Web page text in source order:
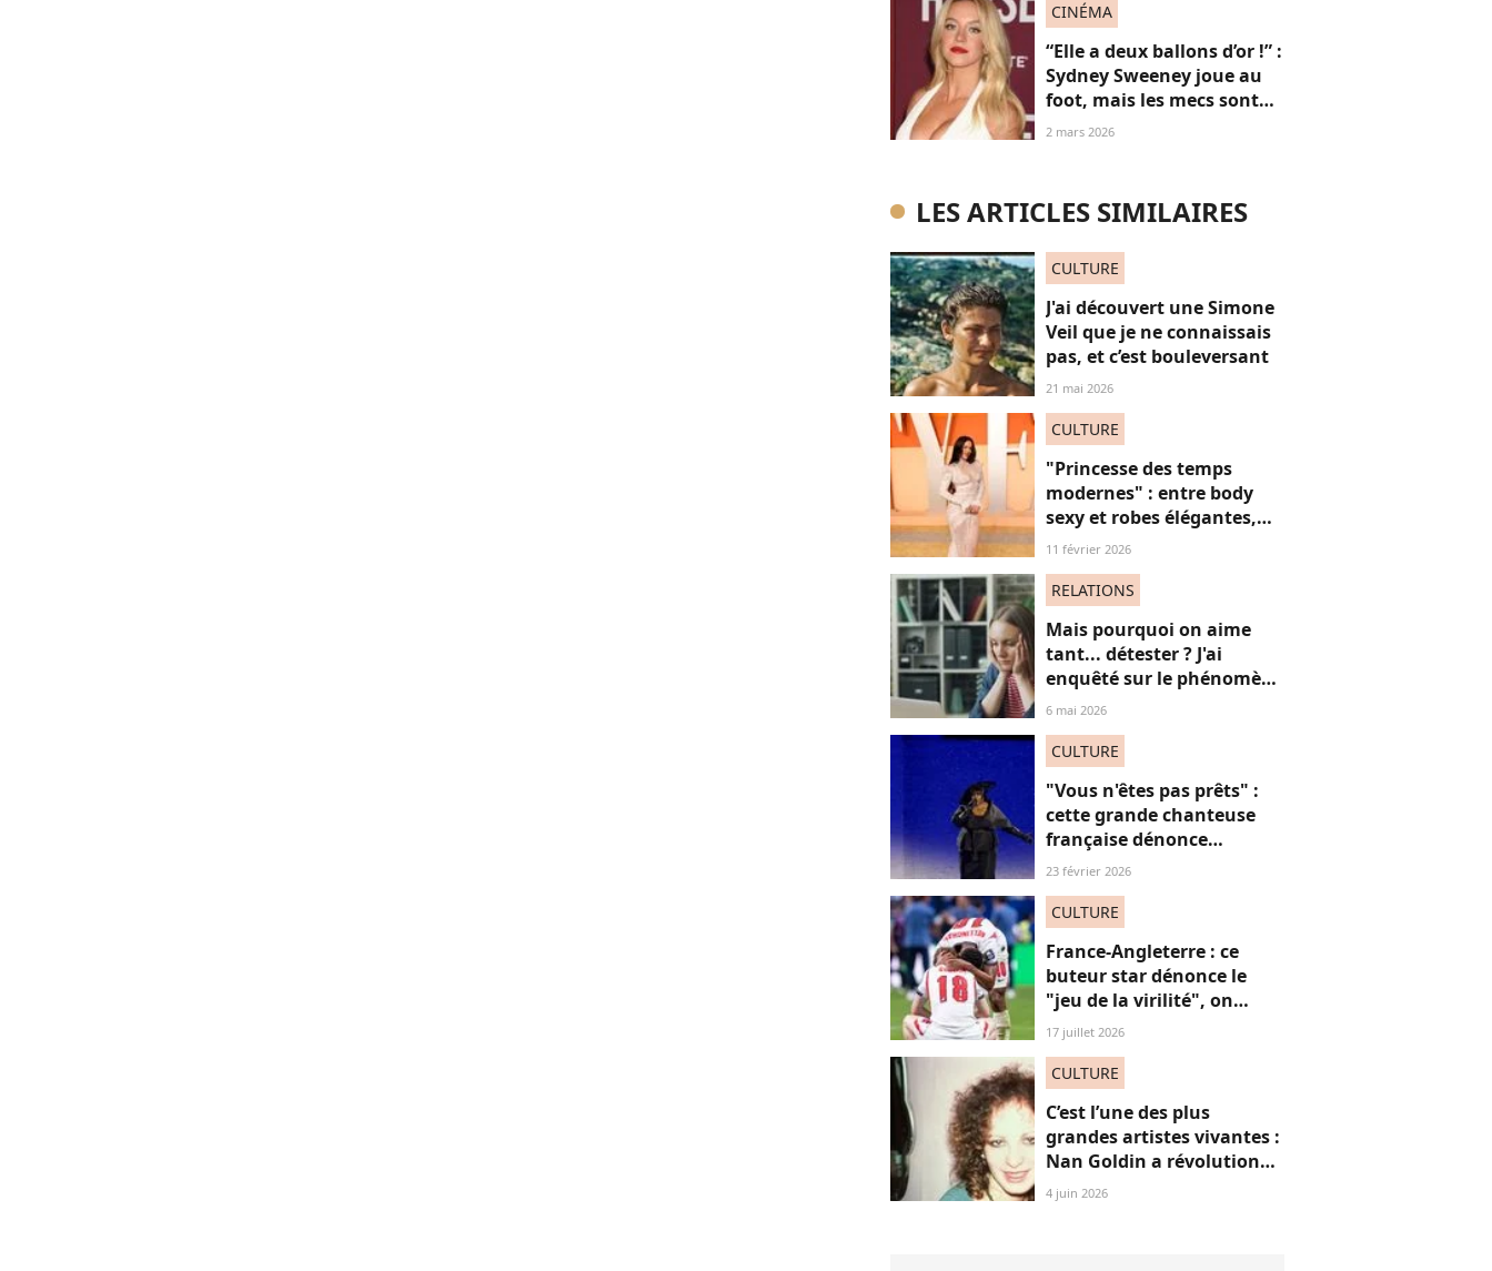
CINÉMA
“Elle a deux ballons d’or !” :
Sydney Sweeney joue au
foot, mais les mecs sont
obsédés par ses seins (au
2 mars 2026
LES ARTICLES SIMILAIRES
CULTURE
J'ai découvert une Simone
Veil que je ne connaissais
pas, et c’est bouleversant
21 mai 2026
CULTURE
"Princesse des temps
modernes" : entre body
sexy et robes élégantes,
cette popstar iconique
de "diva" absolue
11 février 2026
RELATIONS
Mais pourquoi on aime
tant... détester ? J'ai
enquêté sur le phénomène
du "hate watching" (et ça
6 mai 2026
CULTURE
"Vous n'êtes pas prêts" :
cette grande chanteuse
française dénonce
“l’effacement des femmes
(forcément) réagir
23 février 2026
CULTURE
France-Angleterre : ce
buteur star dénonce le
"jeu de la virilité", on
décrypte ses mots pas très
17 juillet 2026
CULTURE
C’est l’une des plus
grandes artistes vivantes :
Nan Goldin a révolutionné
mon regard, voici
4 juin 2026